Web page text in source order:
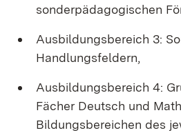
sonderpädagogischen
Ausbildungsbereich 3:
Handlungsfeldern,
Ausbildungsbereich 4:
Fächer Deutsch und
Bildungsbereichen des